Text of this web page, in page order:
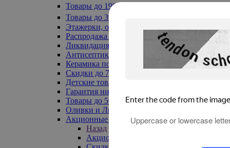
Товары до 199₽
Товары до 399₽
Этажерки, обувницы
Распродажа текстиля до -50%
Ликвидация до -70%
Антисептики
Керамика по 129 руб
Скидки до 70%
Детские товары
Гарантия низкой цены
Товары до 500 руб
Оливки и Лимоны
Акционные товары
Назад
Акционные товары